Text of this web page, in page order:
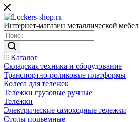
Интернет-магазин металлической
Каталог
Складская техника и оборудование
Транспортно-роликовые платформы
Колеса для тележек
Тележки грузовые ручные
Тележки
Электрические самоходные тележки
Столы подъемные